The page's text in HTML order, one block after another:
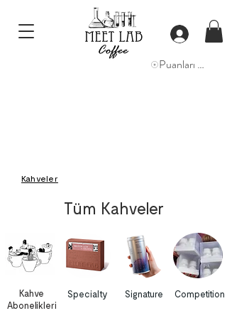
Puanları Görüntüle
Kahveler
Tüm Kahveler
Kahve
Abonelikleri
Specialty Signature Competition